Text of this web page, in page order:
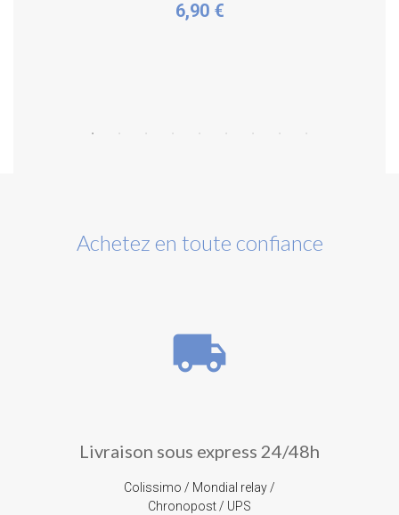
6,90 €
Achetez en toute confiance
local_shipping
Livraison sous express 24/48h
Colissimo / Mondial relay /
Chronopost / UPS